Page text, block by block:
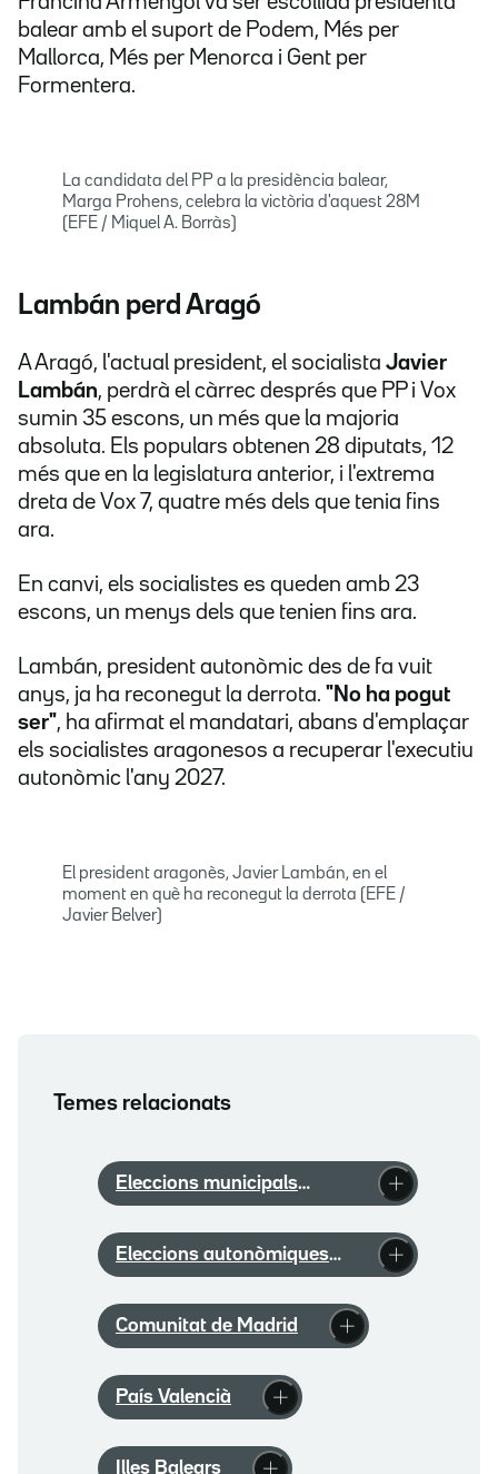
balear amb el suport de Podem, Més per
Mallorca, Més per Menorca i Gent per
Formentera.
La candidata del PP a la presidència balear,
Marga Prohens, celebra la victòria d'aquest 28M
(EFE / Miquel A. Borràs)
Lambán perd Aragó
A Aragó, l'actual president, el socialista Javier
Lambán, perdrà el càrrec després que PP i Vox
sumin 35 escons, un més que la majoria
absoluta. Els populars obtenen 28 diputats, 12
més que en la legislatura anterior, i l'extrema
dreta de Vox 7, quatre més dels que tenia fins
ara.
En canvi, els socialistes es queden amb 23
escons, un menys dels que tenien fins ara.
Lambán, president autonòmic des de fa vuit
anys, ja ha reconegut la derrota. "No ha pogut
ser", ha afirmat el mandatari, abans d'emplaçar
els socialistes aragonesos a recuperar l'executiu
autonòmic l'any 2027.
El president aragonès, Javier Lambán, en el
moment en què ha reconegut la derrota (EFE /
Javier Belver)
Temes relacionats
Eleccions municipals
2023
Eleccions autonòmiques
2023
Comunitat de Madrid
País Valencià
Illes Balears